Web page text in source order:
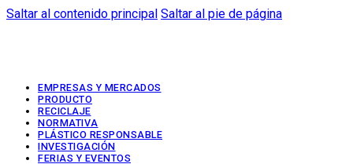
Saltar al contenido principal Saltar al pie de página
EMPRESAS Y MERCADOS
PRODUCTO
RECICLAJE
NORMATIVA
PLÁSTICO RESPONSABLE
INVESTIGACIÓN
FERIAS Y EVENTOS